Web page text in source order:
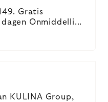
Gratis
Onmiddelli...
KULINA Group,